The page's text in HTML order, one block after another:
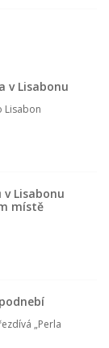
v Lisabonu
Lisabon
Lisabonu
místě
„Perla